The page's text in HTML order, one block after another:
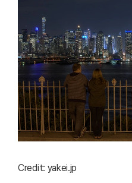
Credit: yakei.jp